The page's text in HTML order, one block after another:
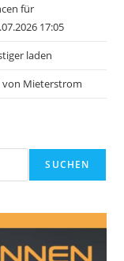
für
17:05
laden
von Mieterstrom
SUCHEN